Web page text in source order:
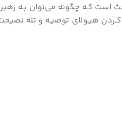
کـه چگونه می‌توان بـه
هیـولای توصیـه و تله